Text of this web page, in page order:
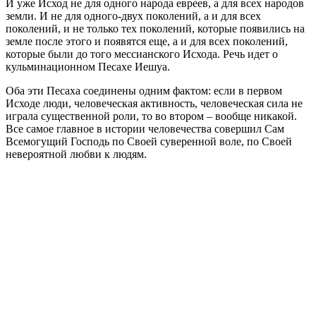
И уже Исход не для одного народа евреев, а для всех народов
земли. И не для одного-двух поколений, а и для всех
поколений, и не только тех поколений, которые появились на
земле после этого и появятся еще, а и для всех поколений,
которые были до того мессианского Исхода. Речь идет о
кульминационном Песахе Иешуа.
Оба эти Песаха соединены одним фактом: если в первом
Исходе люди, человеческая активность, человеческая сила не
играла существенной роли, то во втором – вообще никакой.
Все самое главное в истории человечества совершил Сам
Всемогу­щий Господь по Своей суверенной воле, по Своей
невероятной любви к людям.